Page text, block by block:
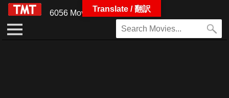
6056 MoviesTranslate / 翻訳